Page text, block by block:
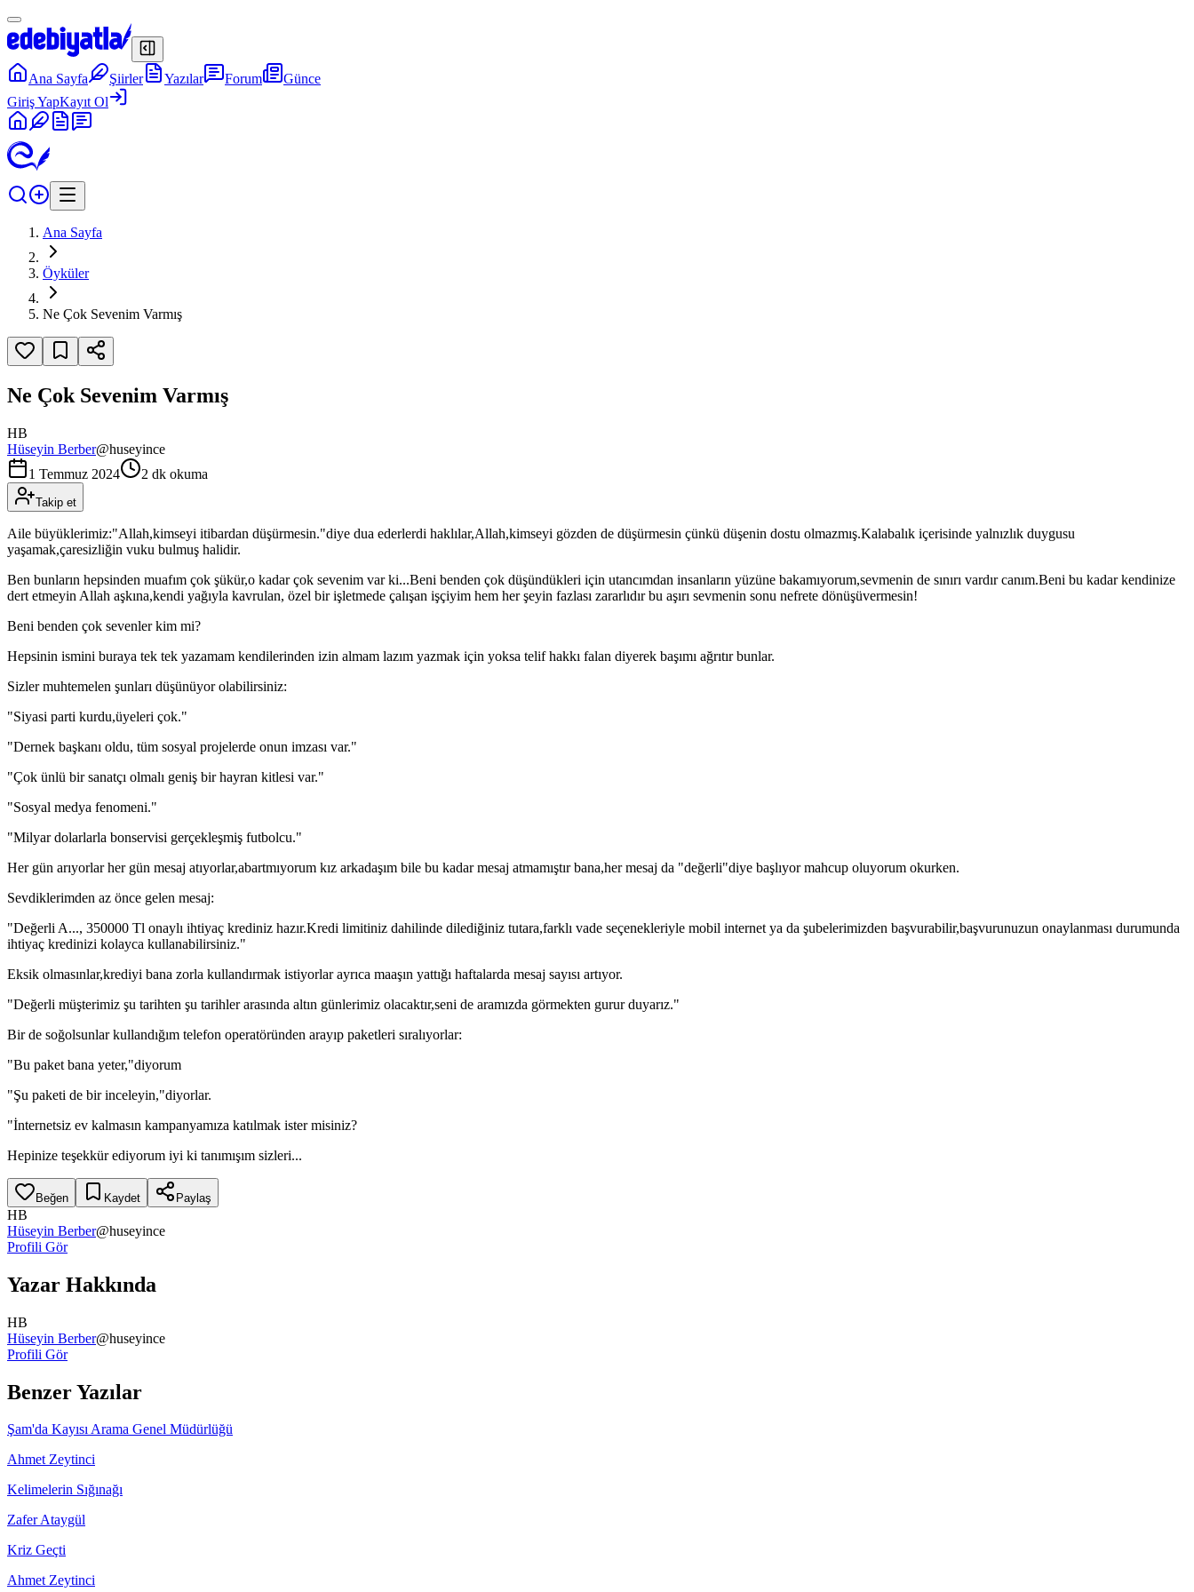
Ana Sayfa Şiirler Yazılar Forum
Günce
Giriş YapKayıt Ol
Ana Sayfa
Öyküler
Ne Çok Sevenim Varmış
Ne Çok Sevenim Varmış
HB
Hüseyin Berber@huseyince
1 Temmuz 2024
2 dk okuma
Takip et
Aile büyüklerimiz:"Allah,kimseyi itibardan düşürmesin."diye dua ederlerdi haklılar,Allah,kimseyi gözden de düşürmesin çünkü düşenin dostu olmazmış.Kalabalık içerisinde yalnızlık duygusu
yaşamak,çaresizliğin vuku bulmuş halidir.
Ben bunların hepsinden muafım çok şükür,o kadar çok sevenim var ki...Beni benden çok düşündükleri için utancımdan insanların yüzüne bakamıyorum,sevmenin de sınırı vardır canım.Beni bu kadar kendinize
dert etmeyin Allah aşkına,kendi yağıyla kavrulan, özel bir işletmede çalışan işçiyim hem her şeyin fazlası zararlıdır bu aşırı sevmenin sonu nefrete dönüşüvermesin!
Beni benden çok sevenler kim mi?
Hepsinin ismini buraya tek tek yazamam kendilerinden izin almam lazım yazmak için yoksa telif hakkı falan diyerek başımı ağrıtır bunlar.
Sizler muhtemelen şunları düşünüyor olabilirsiniz:
"Siyasi parti kurdu,üyeleri çok."
"Dernek başkanı oldu, tüm sosyal projelerde onun imzası var."
"Çok ünlü bir sanatçı olmalı geniş bir hayran kitlesi var."
"Sosyal medya fenomeni."
"Milyar dolarlarla bonservisi gerçekleşmiş futbolcu."
Her gün arıyorlar her gün mesaj atıyorlar,abartmıyorum kız arkadaşım bile bu kadar mesaj atmamıştır bana,her mesaj da "değerli"diye başlıyor mahcup oluyorum okurken.
Sevdiklerimden az önce gelen mesaj:
"Değerli A..., 350000 Tl onaylı ihtiyaç krediniz hazır.Kredi limitiniz dahilinde dilediğiniz tutara,farklı vade seçenekleriyle mobil internet ya da şubelerimizden başvurabilir,başvurunuzun onaylanması durumunda
ihtiyaç kredinizi kolayca kullanabilirsiniz."
Eksik olmasınlar,krediyi bana zorla kullandırmak istiyorlar ayrıca maaşın yattığı haftalarda mesaj sayısı artıyor.
"Değerli müşterimiz şu tarihten şu tarihler arasında altın günlerimiz olacaktır,seni de aramızda görmekten gurur duyarız."
Bir de soğolsunlar kullandığım telefon operatöründen arayıp paketleri sıralıyorlar:
"Bu paket bana yeter,"diyorum
"Şu paketi de bir inceleyin,"diyorlar.
"İnternetsiz ev kalmasın kampanyamıza katılmak ister misiniz?
Hepinize teşekkür ediyorum iyi ki tanımışım sizleri...
Beğen Kaydet Paylaş
HB
Hüseyin Berber@huseyince
Profili Gör
Yazar Hakkında
HB
Hüseyin Berber@huseyince
Profili Gör
Benzer Yazılar
Şam'da Kayısı Arama Genel Müdürlüğü
Ahmet Zeytinci
Kelimelerin Sığınağı
Zafer Ataygül
Kriz Geçti
Ahmet Zeytinci